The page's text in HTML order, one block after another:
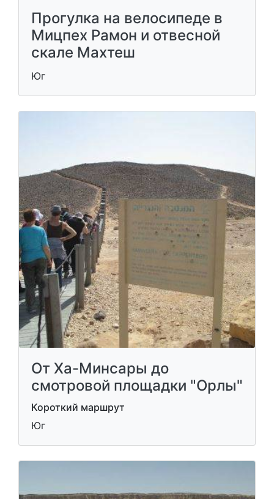
Прогулка на велосипеде в
Мицпех Рамон и отвесной
скале Махтеш
Юг
От Ха-Минсары до
смотровой площадки "Орлы"
Короткий маршрут
Юг